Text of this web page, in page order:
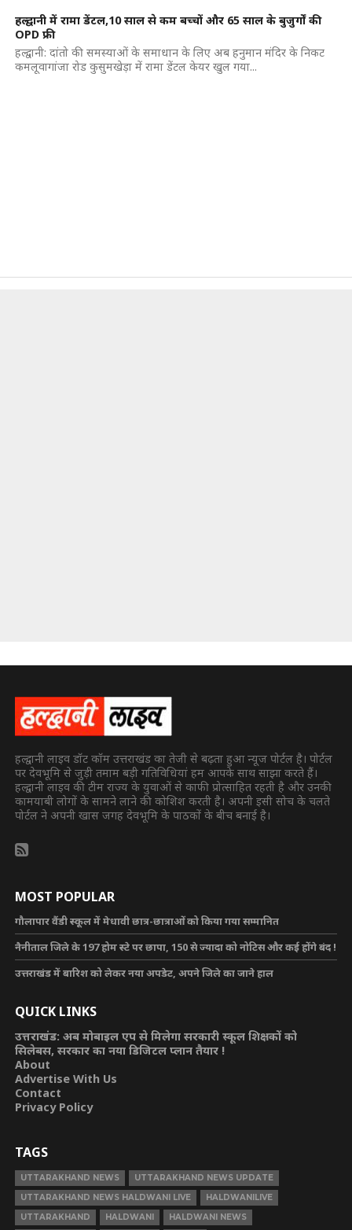
हल्द्वानी में रामा डेंटल,10 साल से कम बच्चों और 65 साल के बुजुर्गों की
OPD फ्री
हल्द्वानी: दांतो की समस्याओं के समाधान के लिए अब हनुमान मंदिर के निकट
कमलूवागांजा रोड कुसुमखेड़ा में रामा डेंटल केयर खुल गया...
हल्द्वानी लाइव डॉट कॉम उत्तराखंड का तेजी से बढ़ता हुआ न्यूज पोर्टल है। पोर्टल
पर देवभूमि से जुड़ी तमाम बड़ी गतिविधियां हम आपके साथ साझा करते हैं।
हल्द्वानी लाइव की टीम राज्य के युवाओं से काफी प्रोत्साहित रहती है और उनकी
कामयाबी लोगों के सामने लाने की कोशिश करती है। अपनी इसी सोच के चलते
पोर्टल ने अपनी खास जगह देवभूमि के पाठकों के बीच बनाई है।
MOST POPULAR
गौलापार वैंडी स्कूल में मेधावी छात्र-छात्राओं को किया गया सम्मानित
नैनीताल जिले के 197 होम स्टे पर छापा, 150 से ज्यादा को नोटिस और कई होंगे बंद !
उत्तराखंड में बारिश को लेकर नया अपडेट, अपने जिले का जाने हाल
QUICK LINKS
उत्तराखंड: अब मोबाइल एप से मिलेगा सरकारी स्कूल शिक्षकों को
सिलेबस, सरकार का नया डिजिटल प्लान तैयार !
About
Advertise With Us
Contact
Privacy Policy
TAGS
UTTARAKHAND NEWS
UTTARAKHAND NEWS UPDATE
UTTARAKHAND NEWS HALDWANI LIVE
HALDWANILIVE
UTTARAKHAND
HALDWANI HALDWANI NEWS